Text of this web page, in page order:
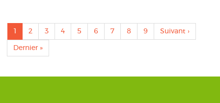
Pagination
Page
actuelle
Page
2 Page
3 Page
4 Page
5 Page
6 Page
7 Page
8 Page
9
Page
suivante
Suivant ›
Dernière
page
Dernier »